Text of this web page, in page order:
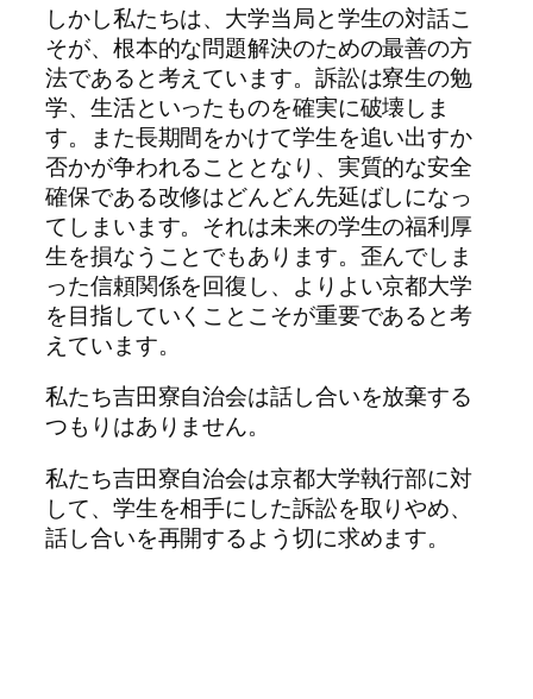
しかし私たちは、大学当局と学生の対話こ
そが、根本的な問題解決のための最善の方
法であると考えています。訴訟は寮生の勉
学、生活といったものを確実に破壊しま
す。また長期間をかけて学生を追い出すか
否かが争われることとなり、実質的な安全
確保である改修はどんどん先延ばしになっ
てしまいます。それは未来の学生の福利厚
生を損なうことでもあります。歪んでしま
った信頼関係を回復し、よりよい京都大学
を目指していくことこそが重要であると考
えています。
私たち吉田寮自治会は話し合いを放棄する
つもりはありません。
私たち吉田寮自治会は京都大学執行部に対
して、学生を相手にした訴訟を取りやめ、
話し合いを再開するよう切に求めます。